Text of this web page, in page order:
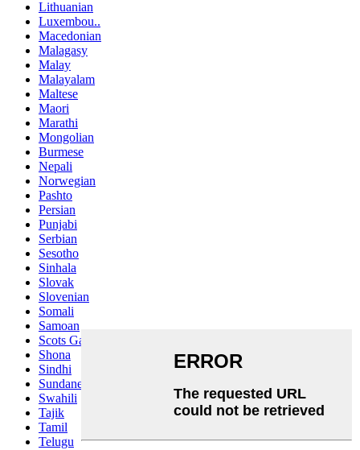
Lithuanian
Luxembou..
Macedonian
Malagasy
Malay
Malayalam
Maltese
Maori
Marathi
Mongolian
Burmese
Nepali
Norwegian
Pashto
Persian
Punjabi
Serbian
Sesotho
Sinhala
Slovak
Slovenian
Somali
Samoan
Scots Gaelic
Shona
Sindhi
Sundanese
Swahili
Tajik
Tamil
Telugu